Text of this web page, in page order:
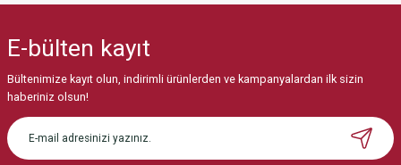
Görüş ve önerileriniz için teşekkür ederiz.
Ürün resmi kalitesiz, bozuk veya görüntülenemiyor.
Ürün açıklamasında eksik bilgiler bulunuyor.
Ürün bilgilerinde hatalar bulunuyor.
E-bülten kayıt
Bültenimize kayıt olun, indirimli ürünlerden ve kampanyalardan ilk sizin
haberiniz olsun!